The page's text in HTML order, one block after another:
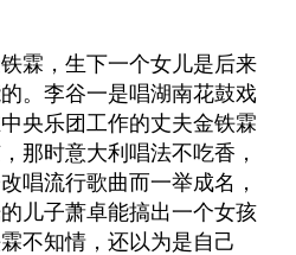
霖，生下一个女儿是后来
。李谷一是唱湖南花鼓戏
央乐团工作的丈夫金铁霖
那时意大利唱法不吃香，
唱流行歌曲而一举成名，
儿子萧卓能搞出一个女孩
不知情，还以为是自己